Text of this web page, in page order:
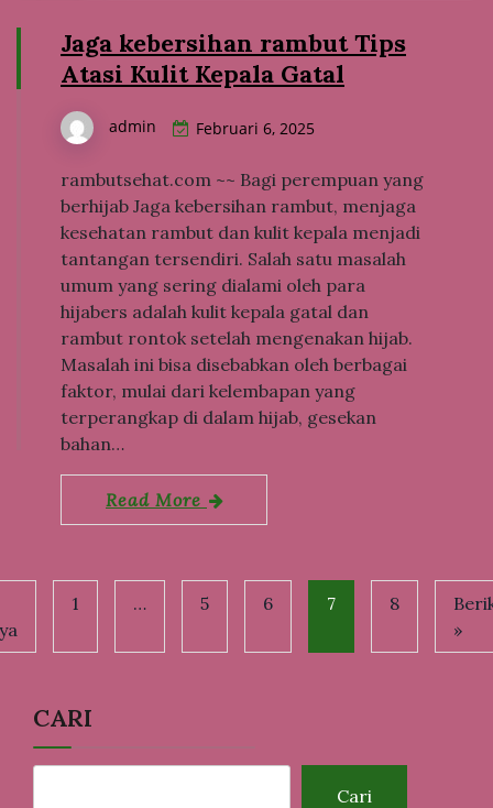
Jaga kebersihan rambut Tips
Atasi Kulit Kepala Gatal
admin Februari 6, 2025
rambutsehat.com ~~ Bagi perempuan yang
berhijab Jaga kebersihan rambut, menjaga
kesehatan rambut dan kulit kepala menjadi
tantangan tersendiri. Salah satu masalah
umum yang sering dialami oleh para
hijabers adalah kulit kepala gatal dan
rambut rontok setelah mengenakan hijab.
Masalah ini bisa disebabkan oleh berbagai
faktor, mulai dari kelembapan yang
terperangkap di dalam hijab, gesekan
bahan…
Read More
1 … 5 6 7 8
»
CARI
Cari